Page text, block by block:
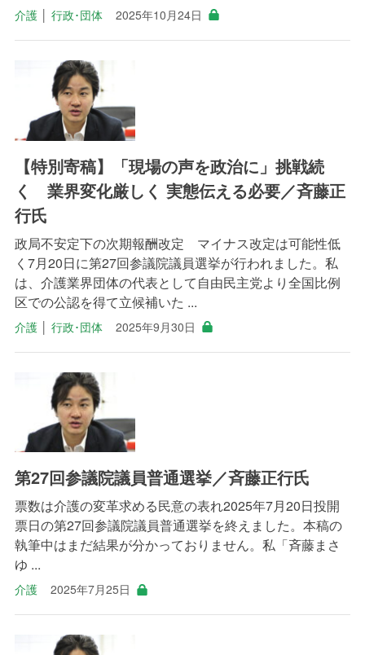
介護│ 行政･団体 2025年10月24日
【特別寄稿】「現場の声を政治に」挑戦続
く 業界変化厳しく 実態伝える必要／斉藤正
行氏
政局不安定下の次期報酬改定 マイナス改定は可能性低
く7月20日に第27回参議院議員選挙が行われました。私
は、介護業界団体の代表として自由民主党より全国比例
区での公認を得て立候補いた ...
介護│ 行政･団体 2025年9月30日
第27回参議院議員普通選挙／斉藤正行氏
票数は介護の変革求める民意の表れ2025年7月20日投開
票日の第27回参議院議員普通選挙を終えました。本稿の
執筆中はまだ結果が分かっておりません。私「斉藤まさ
ゆ ...
介護 2025年7月25日